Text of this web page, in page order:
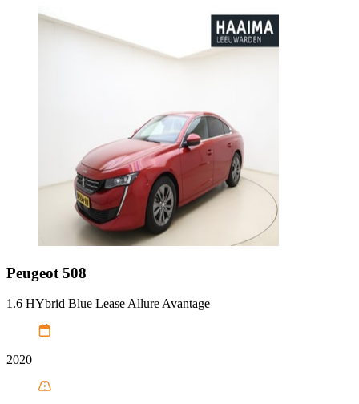
Peugeot 508
1.6 HYbrid Blue Lease Allure Avantage
2020